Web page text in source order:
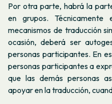
Por otra parte, habrá la
en grupos.
mecanismos de traducción
ocasión, deberá ser
personas participantes. En
personas participantes a
que las demás personas
apoyar en la traducción,